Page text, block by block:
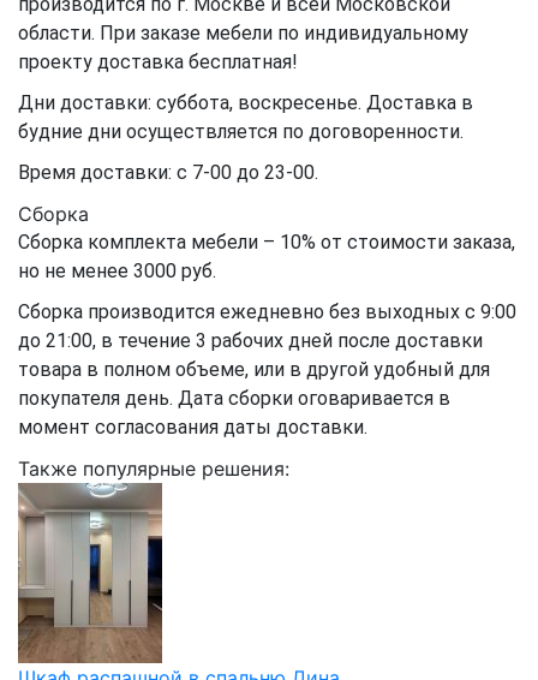
области. При заказе мебели по индивидуальному
проекту доставка бесплатная!
Дни доставки: суббота, воскресенье. Доставка в
будние дни осуществляется по договоренности.
Время доставки: с 7-00 до 23-00.
Сборка
Сборка комплекта мебели – 10% от стоимости заказа,
но не менее 3000 руб.
Сборка производится ежедневно без выходных с 9:00
до 21:00, в течение 3 рабочих дней после доставки
товара в полном объеме, или в другой удобный для
покупателя день. Дата сборки оговаривается в
момент согласования даты доставки.
Также популярные решения: